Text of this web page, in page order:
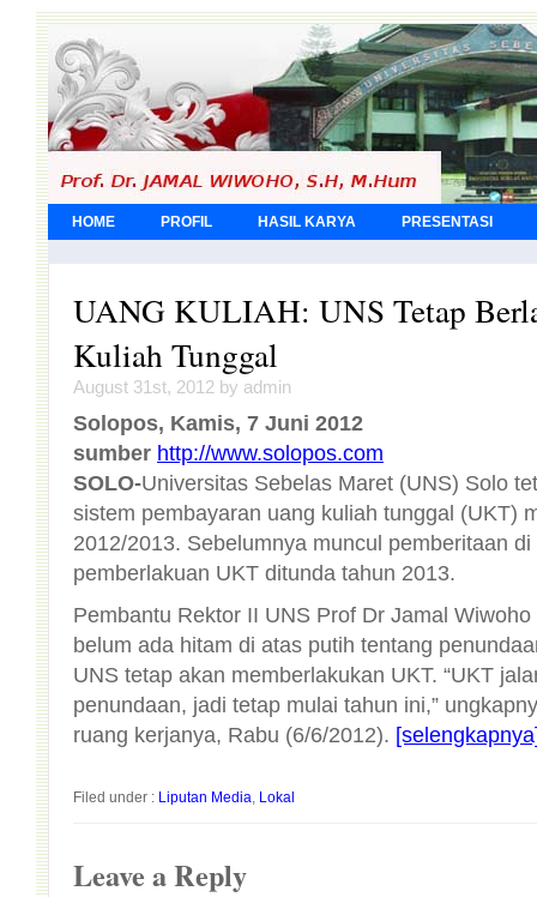
HOME PROFIL HASIL KARYA PRESENTASI
UANG KULIAH: UNS Tetap
Kuliah Tunggal
August 31st, 2012 by admin
Solopos, Kamis, 7 Juni 2012
sumber http://www.solopos.com
SOLO-Universitas Sebelas Maret (UNS) Solo
sistem pembayaran uang kuliah tunggal
2012/2013. Sebelumnya muncul
pemberlakuan UKT ditunda tahun 2013.
Pembantu Rektor II UNS Prof Dr Jamal
belum ada hitam di atas putih tentang
UNS tetap akan memberlakukan UKT. “UKT
penundaan, jadi tetap mulai tahun ini,”
ruang kerjanya, Rabu (6/6/2012).
Filed under : Liputan Media, Lokal
Leave a Reply